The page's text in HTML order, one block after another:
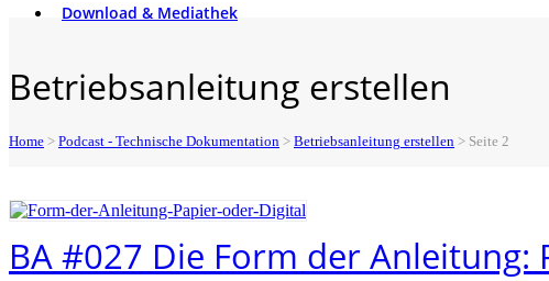
Download & Mediathek
Betriebsanleitung erstellen
Home > Podcast - Technische Dokumentation > Betriebsanleitung erstellen > Seite 2
BA #027 Die Form der Anleitung: